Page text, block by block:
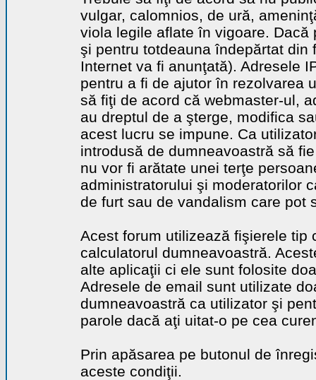
vulgar, calomnios, de ură,
viola legile aflate în vigoare.
şi pentru totdeauna îndepărtat
Internet va fi anunţată). Adresele
pentru a fi de ajutor în rezolvarea
să fiţi de acord că webmaster-ul,
au dreptul de a şterge, modifica
acest lucru se impune. Ca
introdusă de dumneavoastră să
nu vor fi arătate unei terţe
administratorului şi moderatorilor
de furt sau de vandalism care pot
Acest forum utilizează fişierele tip
calculatorul dumneavoastră.
alte aplicaţii ci ele sunt folosite
Adresele de email sunt utilizate
dumneavoastră ca utilizator şi
parole dacă aţi uitat-o pe cea
Prin apăsarea pe butonul de
aceste condiţii.